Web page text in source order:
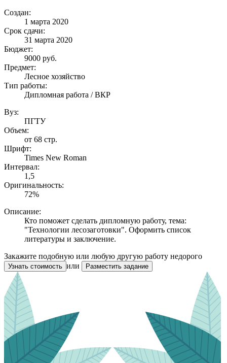
Создан:
1 марта 2020
Срок сдачи:
31 марта 2020
Бюджет:
9000 руб.
Предмет:
Лесное хозяйство
Тип работы:
Дипломная работа / ВКР
Вуз:
ПГТУ
Объем:
от 68 стр.
Шрифт:
Times New Roman
Интервал:
1,5
Оригинальность:
72%
Описание:
Кто поможет сделать дипломную работу, тема:
"Технологии лесозаготовки". Оформить список
литературы и заключение.
Закажите подобную или любую другую работу недорого
Узнать стоимость или Разместить задание